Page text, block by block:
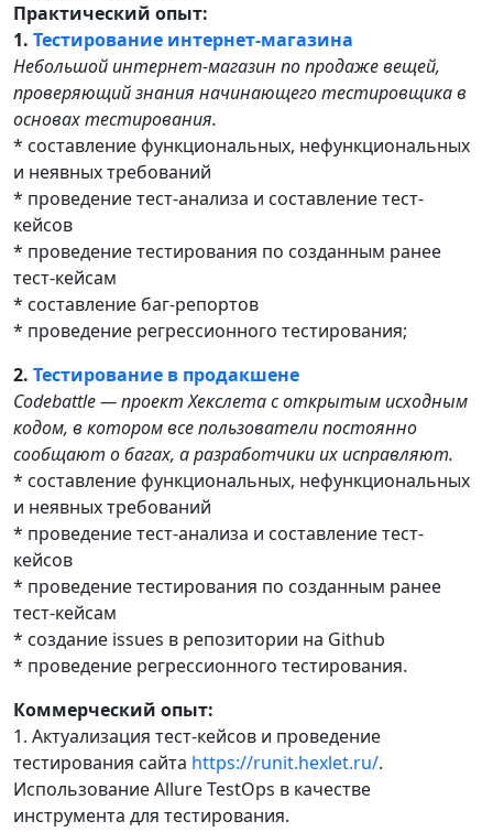
Практический опыт:
1. Тестирование интернет-магазина
Небольшой интернет-магазин по продаже вещей,
проверяющий знания начинающего тестировщика в
основах тестирования.
* составление функциональных, нефункциональных
и неявных требований
* проведение тест-анализа и составление тест-
кейсов
* проведение тестирования по созданным ранее
тест-кейсам
* составление баг-репортов
* проведение регрессионного тестирования;
2. Тестирование в продакшене
Codebattle — проект Хекслета с открытым исходным
кодом, в котором все пользователи постоянно
сообщают о багах, а разработчики их исправляют.
* составление функциональных, нефункциональных
и неявных требований
* проведение тест-анализа и составление тест-
кейсов
* проведение тестирования по созданным ранее
тест-кейсам
* создание issues в репозитории на Github
* проведение регрессионного тестирования.
Коммерческий опыт:
1. Актуализация тест-кейсов и проведение
тестирования сайта https://runit.hexlet.ru/.
Использование Allure TestOps в качестве
инструмента для тестирования.